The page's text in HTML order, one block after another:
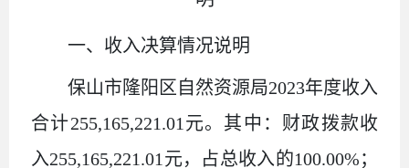
一、收入决算情况说明
保山市隆阳区自然资源局2023年度收入
合计255,165,221.01元。其中：财政拨款收
入255,165,221.01元，占总收入的100.00%；